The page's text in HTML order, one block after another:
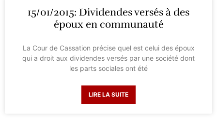
15/01/2015: Dividendes versés à des
époux en communauté
La Cour de Cassation précise quel est celui des époux
qui a droit aux dividendes versés par une société dont
les parts sociales ont été
LIRE LA SUITE